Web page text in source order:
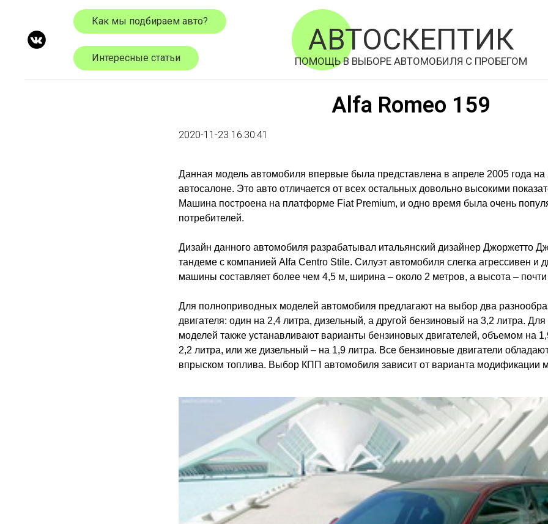
АВТОСКЕПТИК
ПОМОЩЬ В ВЫБОРЕ АВТОМОБИЛЯ С ПРОБЕГОМ
Как мы подбираем авто?
Интересные статьи
Alfa Romeo 159
2020-11-23 16:30:41
Данная модель автомобиля впервые была представлена в апреле 2005 года
автосалоне. Это авто отличается от всех остальных довольно высокими
Машина построена на платформе Fiat Premium, и одно время была очень
потребителей.
Дизайн данного автомобиля разрабатывал итальянский дизайнер Джоржетто
тандеме с компанией Alfa Centro Stile. Силуэт автомобиля слегка агрессивен и
машины составляет более чем 4,5 м, ширина – около 2 метров, а высота –
Для полноприводных моделей автомобиля предлагают на выбор два
двигателя: один на 2,4 литра, дизельный, а другой бензиновый на 3,2 литра.
моделей также устанавливают варианты бензиновых двигателей, объемом на
2,2 литра, или же дизельный – на 1,9 литра. Все бензиновые двигатели
впрыском топлива. Выбор КПП автомобиля зависит от варианта модификации